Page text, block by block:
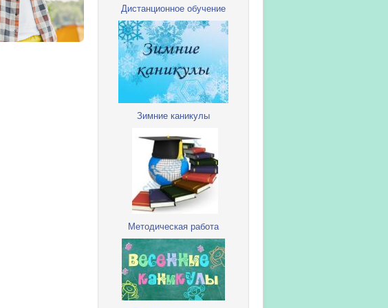
Дистанционное обучение
Зимние каникулы
Методическая работа